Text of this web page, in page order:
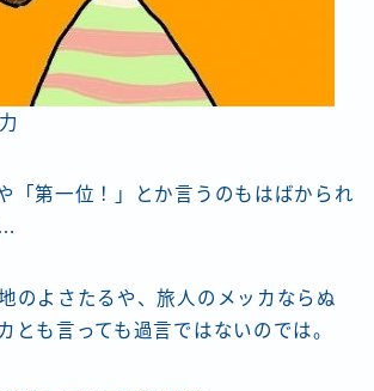
「第一位！」とか言うのもはばかられ
のよさたるや、旅人のメッカならぬ
とも言っても過言ではないのでは。